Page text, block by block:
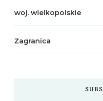
woj. wielkopolskie
Zagranica